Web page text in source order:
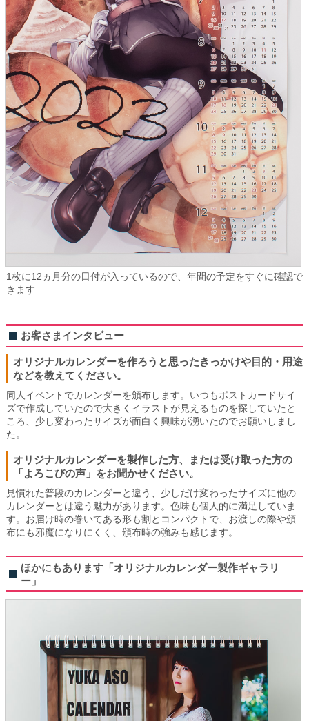
1枚に12ヵ月分の日付が入っているので、年間の予定をすぐに確認で
きます
お客さまインタビュー
オリジナルカレンダーを作ろうと思ったきっかけや目的・用途
などを教えてください。
同人イベントでカレンダーを頒布します。いつもポストカードサイ
ズで作成していたので大きくイラストが見えるものを探していたと
ころ、少し変わったサイズが面白く興味が湧いたのでお願いしまし
た。
オリジナルカレンダーを製作した方、または受け取った方の
「よろこびの声」をお聞かせください。
見慣れた普段のカレンダーと違う、少しだけ変わったサイズに他の
カレンダーとは違う魅力があります。色味も個人的に満足していま
す。お届け時の巻いてある形も割とコンパクトで、お渡しの際や頒
布にも邪魔になりにくく、頒布時の強みも感じます。
ほかにもあります「オリジナルカレンダー製作ギャラリ
ー」